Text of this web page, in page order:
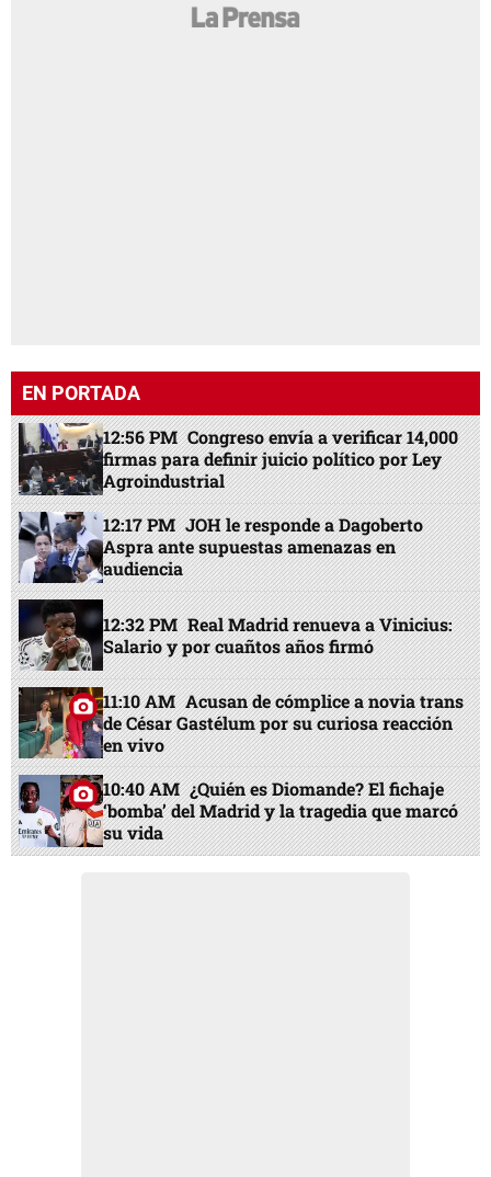
EN PORTADA
12:56 PM Congreso envía a verificar 14,000
firmas para definir juicio político por Ley
Agroindustrial
12:17 PM JOH le responde a Dagoberto
Aspra ante supuestas amenazas en
audiencia
12:32 PM Real Madrid renueva a Vinicius:
Salario y por cuañtos años firmó
11:10 AM Acusan de cómplice a novia trans
de César Gastélum por su curiosa reacción
en vivo
10:40 AM ¿Quién es Diomande? El fichaje
‘bomba’ del Madrid y la tragedia que marcó
su vida